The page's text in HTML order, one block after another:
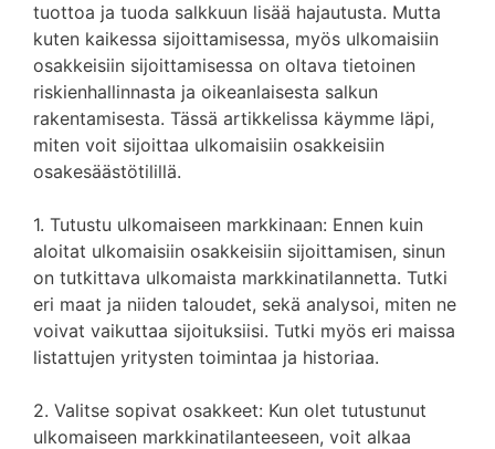
tuottoa ja tuoda salkkuun lisää hajautusta. Mutta
kuten kaikessa sijoittamisessa, myös ulkomaisiin
osakkeisiin sijoittamisessa on oltava tietoinen
riskienhallinnasta ja oikeanlaisesta salkun
rakentamisesta. Tässä artikkelissa käymme läpi,
miten voit sijoittaa ulkomaisiin osakkeisiin
osakesäästötilillä.
1. Tutustu ulkomaiseen markkinaan: Ennen kuin
aloitat ulkomaisiin osakkeisiin sijoittamisen, sinun
on tutkittava ulkomaista markkinatilannetta. Tutki
eri maat ja niiden taloudet, sekä analysoi, miten ne
voivat vaikuttaa sijoituksiisi. Tutki myös eri maissa
listattujen yritysten toimintaa ja historiaa.
2. Valitse sopivat osakkeet: Kun olet tutustunut
ulkomaiseen markkinatilanteeseen, voit alkaa